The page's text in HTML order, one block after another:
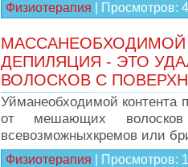
Физиотерапия Просмотров:
МАССАНЕОБХОДИМОЙ
ДЕПИЛЯЦИЯ - ЭТО
ВОЛОСКОВ С
Уйманеобходимой контента
от мешающих
всевозможныхкремов или
Физиотерапия Просмотров: